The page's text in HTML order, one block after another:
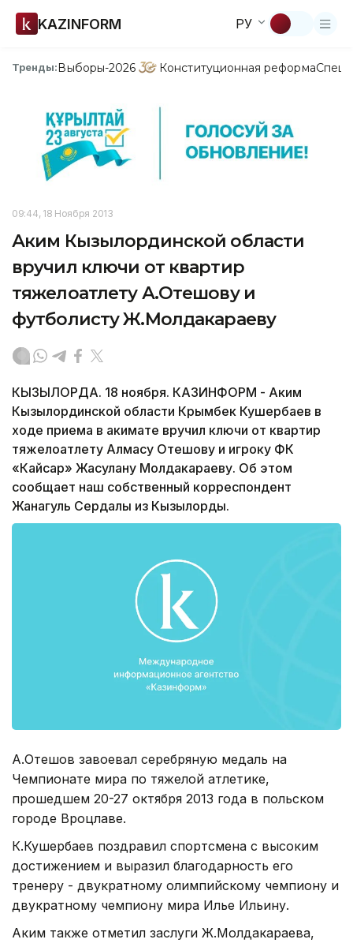
KAZINFORM РУ
Тренды:Выборы-2026 Конституционная реформа
09:44, 18 Ноября 2013
Аким Кызылординской области
вручил ключи от квартир
тяжелоатлету А.Отешову и
футболисту Ж.Молдакараеву
КЫЗЫЛОРДА. 18 ноября. КАЗИНФОРМ ­- Аким
Кызылординской области Крымбек Кушербаев в
ходе приема в акимате вручил ключи от квартир
тяжелоатлету Алмасу Отешову и игроку ФК
«Кайсар» Жасулану Молдакараеву. Об этом
сообщает наш собственный корреспондент
Жанагуль Сердалы из Кызылорды.
А.Отешов завоевал серебряную медаль на
Чемпионате мира по тяжелой атлетике,
прошедшем 20-27 октября 2013 года в польском
городе Вроцлаве.
К.Кушербаев поздравил спортсмена с высоким
достижением и выразил благодарность его
тренеру - двукратному олимпийскому чемпиону и
двукратному чемпиону мира Илье Ильину.
Аким также отметил заслуги Ж.Молдакараева,